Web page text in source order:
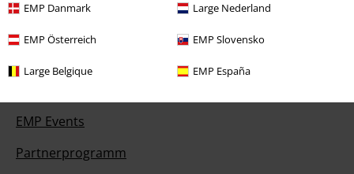
EMP Danmark Large Nederland
EMP Österreich EMP Slovensko
Large Belgique EMP España
Studentenrabatt
EMP Events
Partnerprogramm